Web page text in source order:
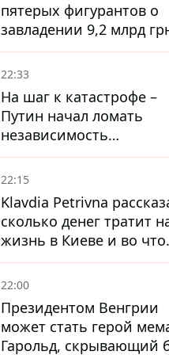
пятерых фигурантов о
завладении 9,2 млрд
ПриватБанка
суд
22:33
На шаг к катастрофе –
Путин начал ломать
независимость
собственного
заставив снизить
ставку
22:15
Klavdia Petrivna
сколько денег тратит
жизнь в Киеве и во что
вкладывает миллионы
22:00
Президентом Венгрии
может стать герой
Гарольд, скрывающий